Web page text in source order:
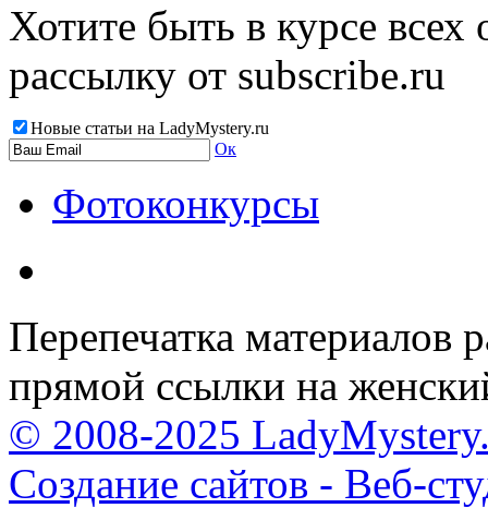
Хотите быть в курсе
рассылку от subscribe.ru
Новые статьи на LadyMystery.ru
Ок
Фотоконкурсы
Перепечатка материалов
прямой ссылки на
© 2008-2025
Создание сайтов - Веб-